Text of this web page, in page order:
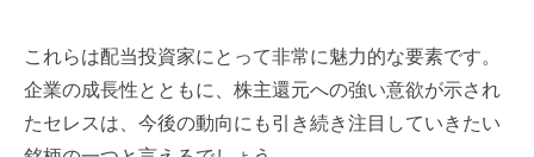
これらは配当投資家にとって非常に魅力的な要素です。
企業の成長性とともに、株主還元への強い意欲が示され
たセレスは、今後の動向にも引き続き注目していきたい